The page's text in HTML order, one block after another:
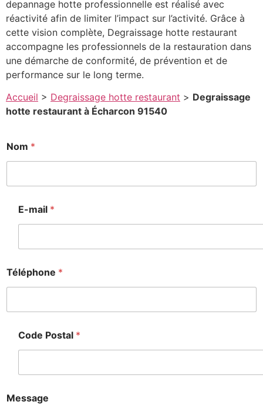
depannage hotte professionnelle est réalisé avec
réactivité afin de limiter l’impact sur l’activité. Grâce à
cette vision complète, Degraissage hotte restaurant
accompagne les professionnels de la restauration dans
une démarche de conformité, de prévention et de
performance sur le long terme.
Accueil > Degraissage hotte restaurant > Degraissage
hotte restaurant à Écharcon 91540
o
d
*
Nom *
E-mail *
Téléphone *
Code Postal *
Message